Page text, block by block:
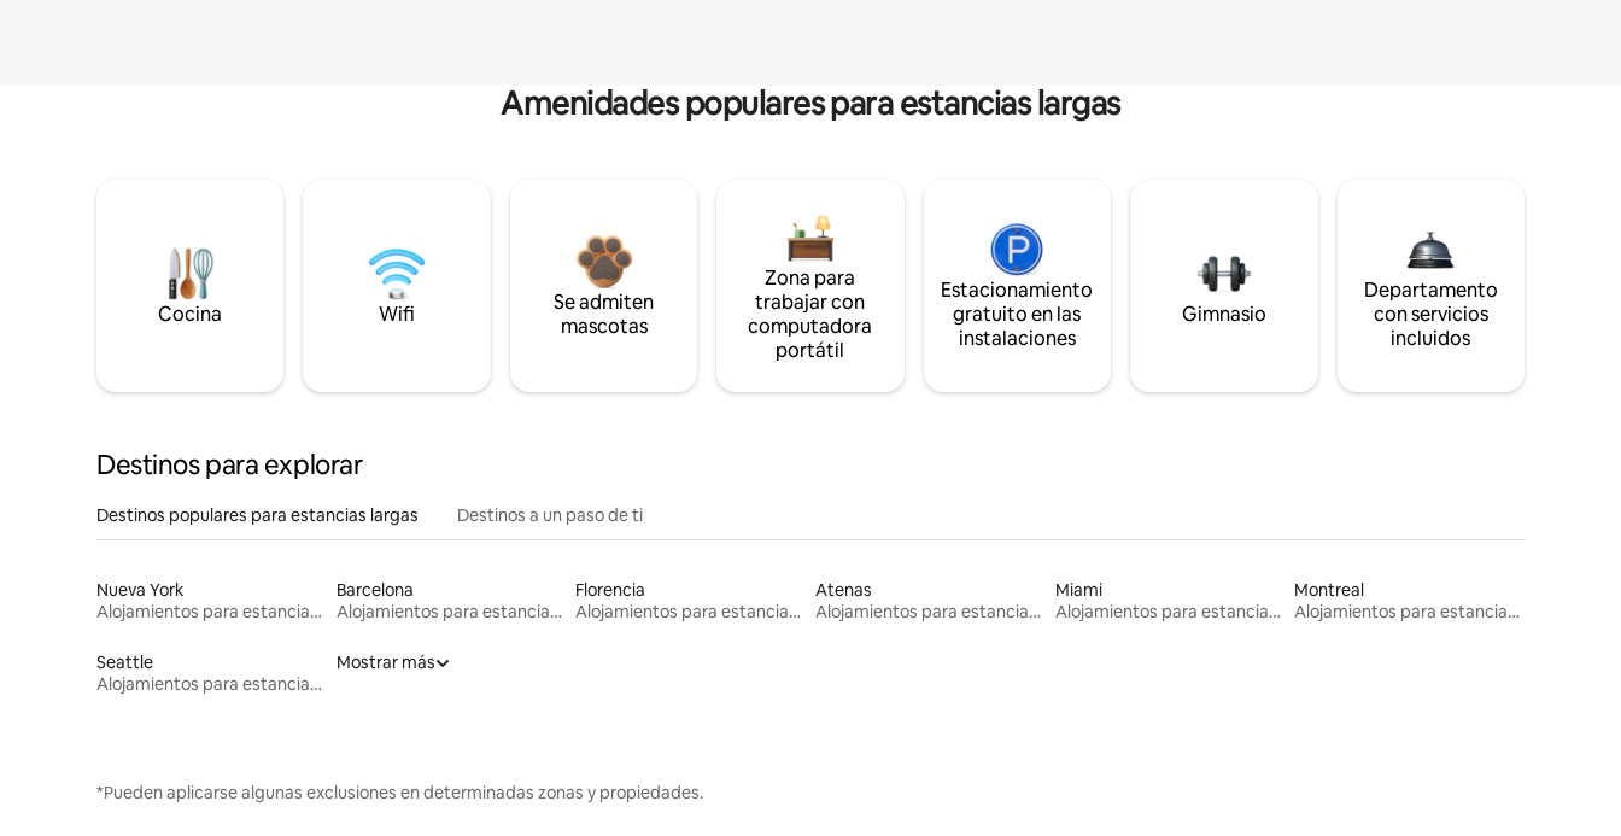
Amenidades populares para estancias largas
Cocina Wifi
Se admiten
mascotas
Zona para
trabajar con
computadora
portátil
Estacionamiento
gratuito en las
instalaciones
Gimnasio
Departamento
con servicios
incluidos
Destinos para explorar
Destinos populares para estancias largas Destinos a un paso de ti
Nueva York
Alojamientos para estancias largas
Barcelona
Alojamientos para estancias largas
Florencia
Alojamientos para estancias largas
Atenas
Alojamientos para estancias largas
Miami
Alojamientos para estancias largas
Montreal
Alojamientos para estancias largas
Seattle
Alojamientos para estancias largas
Mostrar más
*Pueden aplicarse algunas exclusiones en determinadas zonas y propiedades.